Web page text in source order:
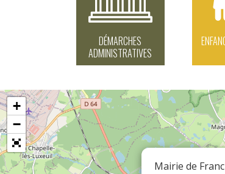
DÉMARCHES
ADMINISTRATIVES
Mairie de
+
−